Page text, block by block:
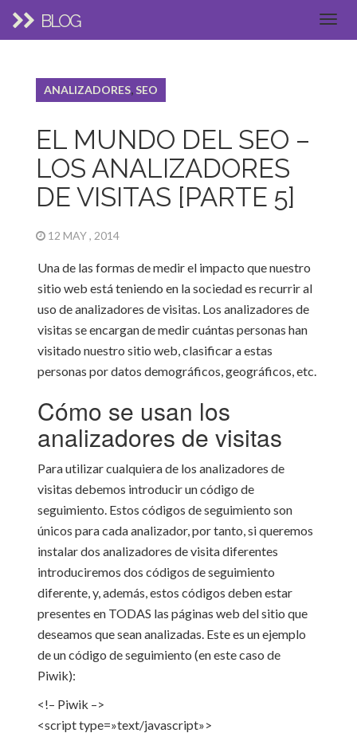
BLOG
ANALIZADORES,SEO
EL MUNDO DEL SEO –
LOS ANALIZADORES
DE VISITAS [PARTE 5]
12 MAY , 2014
Una de las formas de medir el impacto que nuestro
sitio web está teniendo en la sociedad es recurrir al
uso de analizadores de visitas. Los analizadores de
visitas se encargan de medir cuántas personas han
visitado nuestro sitio web, clasificar a estas
personas por datos demográficos, geográficos, etc.
Cómo se usan los
analizadores de visitas
Para utilizar cualquiera de los analizadores de
visitas debemos introducir un código de
seguimiento. Estos códigos de seguimiento son
únicos para cada analizador, por tanto, si queremos
instalar dos analizadores de visita diferentes
introduciremos dos códigos de seguimiento
diferente, y, además, estos códigos deben estar
presentes en TODAS las páginas web del sitio que
deseamos que sean analizadas. Este es un ejemplo
de un código de seguimiento (en este caso de
Piwik):
<!– Piwik –>
<script type=»text/javascript»>